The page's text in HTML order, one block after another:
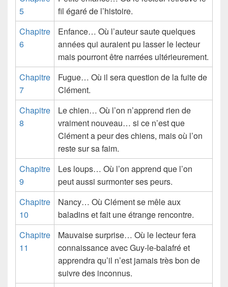
5
fil égaré de l’histoire.
Chapitre
6
Enfance… Où l’auteur saute quelques
années qui auraient pu lasser le lecteur
mais pourront être narrées ultérieurement.
Chapitre
7
Fugue… Où il sera question de la fuite de
Clément.
Chapitre
8
Le chien… Où l’on n’apprend rien de
vraiment nouveau… si ce n’est que
Clément a peur des chiens, mais où l’on
reste sur sa faim.
Chapitre
9
Les loups… Où l’on apprend que l’on
peut aussi surmonter ses peurs.
Chapitre
10
Nancy… Où Clément se mêle aux
baladins et fait une étrange rencontre.
Chapitre
11
Mauvaise surprise… Où le lecteur fera
connaissance avec Guy-le-balafré et
apprendra qu’il n’est jamais très bon de
suivre des inconnus.